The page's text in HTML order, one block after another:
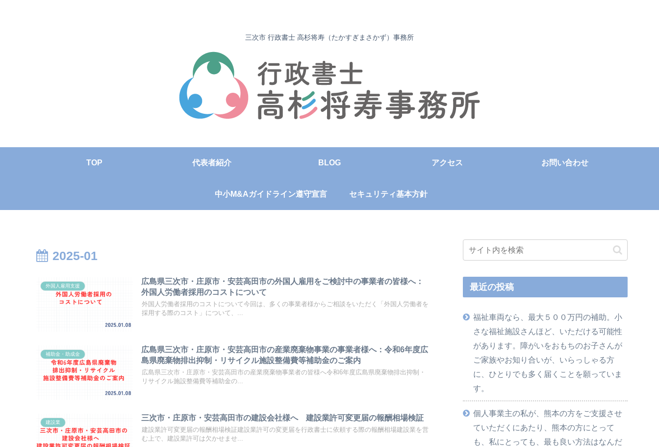
三次市 行政書士 高杉将寿（たかすぎまさかず）事務所
TOP 代表者紹介 BLOG アクセス お問い合わせ
中小M&Aガイドライン遵守宣言 セキュリティ基本方針
2025-01
外国人雇用支援
広島県三次市・庄原市・安芸高田市の外国人雇用をご検討中の事業者の皆様へ：
外国人労働者採用のコストについて
外国人労働者採用のコストについて今回は、多くの事業者様からご相談をいただく「外国人労働者を
採用する際のコスト」について、...
補助金・助成金
広島県三次市・庄原市・安芸高田市の産業廃棄物事業の事業者様へ：令和6年度広
島県廃棄物排出抑制・リサイクル施設整備費等補助金のご案内
広島県三次市・庄原市・安芸高田市の産業廃棄物事業者の皆様へ令和6年度広島県廃棄物排出抑制・
リサイクル施設整備費等補助金の...
建設業
三次市・庄原市・安芸高田市の建設会社様へ 建設業許可変更届の報酬相場検証
建設業許可変更届の報酬相場検証建設業許可の変更届を行政書士に依頼する際の報酬相場建設業を営
む上で、建設業許可は欠かせませ...
最近の投稿
福祉車両なら、最大５００万円の補助。小
さな福祉施設さんほど、いただける可能性
があります。障がいをおもちのお子さんが
ご家族やお知り合いが、いらっしゃる方
に、ひとりでも多く届くことを願っていま
す。
個人事業主の私が、熊本の方をご支援させ
ていただくにあたり、熊本の方にとって
も、私にとっても、最も良い方法はなんだ